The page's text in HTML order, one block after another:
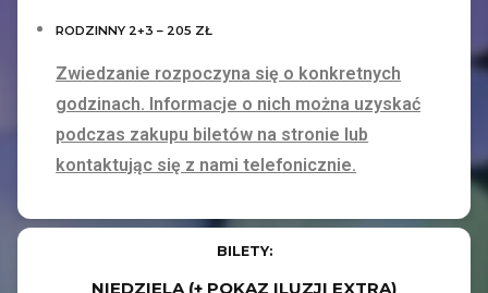
RODZINNY 2+3 – 205 ZŁ
Zwiedzanie rozpoczyna się o konkretnych
godzinach. Informacje o nich można uzyskać
podczas zakupu biletów na stronie lub
kontaktując się z nami telefonicznie.
BILETY:
NIEDZIELA (+ POKAZ ILUZJI EXTRA)